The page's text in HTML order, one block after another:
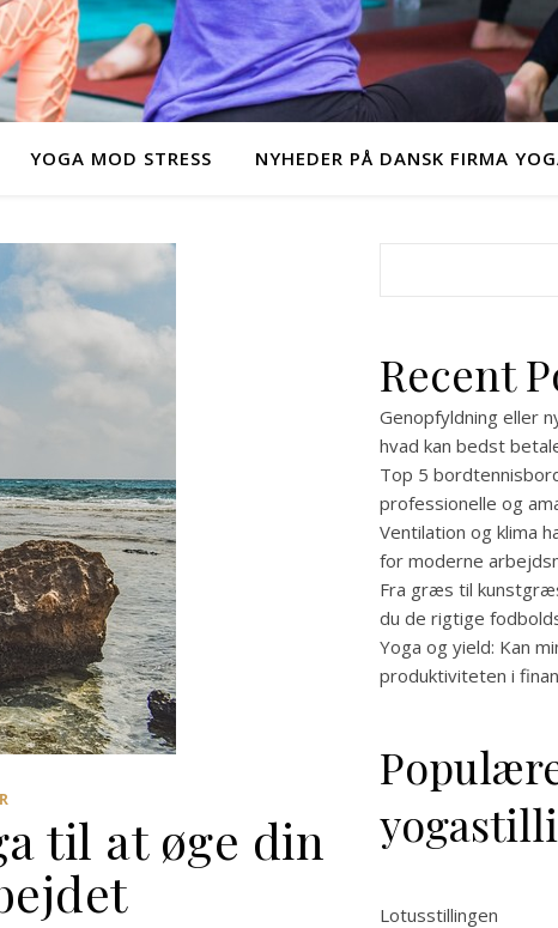
YOGA MOD STRESS NYHEDER PÅ DANSK FIRMA
til at øge din
Recent
Genopfyldning eller
hvad kan bedst
Top 5
professionelle og
Ventilation og klima
for moderne
Fra græs til
du de rigtige
Yoga og yield: Kan
produktiviteten i
Lotusstillingen